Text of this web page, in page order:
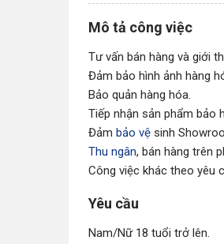
Mô tả công việc
Tư vấn bán hàng và giới
Đảm bảo hình ảnh hàng
Bảo quản hàng hóa.
Tiếp nhận sản phẩm bảo
Đảm bảo vệ sinh
Thu ngân, bán hàng trên
Công việc khác theo yêu
Yêu cầu
Nam/Nữ 18 tuổi trở lên.